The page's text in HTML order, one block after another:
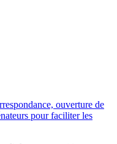
ouverture de
pour faciliter les